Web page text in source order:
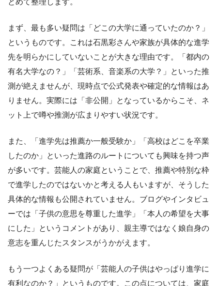
とめて整理します。
まず、最も多い疑問は「どこの大学に通っていたのか？」
というものです。これは石黒彩さんや家族が具体的な進学
先を明らかにしていないことが大きな理由です。「都内の
有名大学なの？」「芸術系、音楽系の大学？」といった推
測が絶えませんが、現時点で公式発表や確定的な情報はあ
りません。実際には「非公開」となっているからこそ、ネ
ット上で噂や推測が広まりやすい状況です。
また、「進学先は推薦か一般受験か」「高校はどこを卒業
したのか」といった進路のルートについても興味を持つ声
が多いです。芸能人の家庭ということで、推薦や特別な枠
で進学したのではないかと考える人もいますが、そうした
具体的な情報も公開されていません。ブログやインタビュ
ーでは「子供の意思を尊重した進学」「本人の希望を大事
にした」というコメントがあり、親主導ではなく娘自身の
意志を重んじたスタンスがうかがえます。
もう一つよくある疑問が「芸能人の子供はやっぱり進学に
有利なのか？」というものです。この点については、家庭